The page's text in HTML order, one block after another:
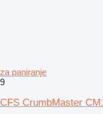
za paniranje
9
CFS CrumbMaster